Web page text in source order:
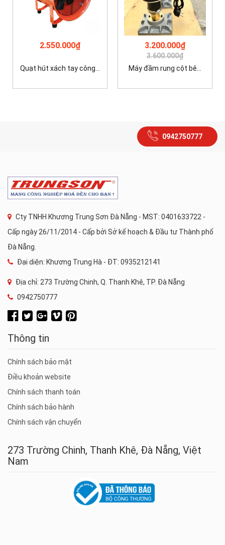
2.550.000₫
Quạt hút xách tay công...
3.200.000₫
3.600.000₫
Máy đầm rung cột bê...
0942750777
Cty TNHH Khương Trung Sơn Đà Nẵng - MST: 0401633722 -
Cấp ngày 26/11/2014 - Cấp bởi Sở kế hoạch & Đầu tư Thành phố
Đà Nẵng.
Đại diện: Khương Trung Hà - ĐT: 0935212141
Địa chỉ: 273 Trường Chinh, Q. Thanh Khê, TP. Đà Nẵng
0942750777
Thông tin
Chính sách bảo mật
Điều khoản website
Chính sách thanh toán
Chính sách bảo hành
Chính sách vận chuyển
273 Trường Chinh, Thanh Khê, Đà Nẵng, Việt
Nam